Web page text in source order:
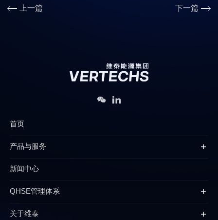
上一篇 下一篇
首页
产品与服务
新闻中心
QHSE管理体系
关于维泰